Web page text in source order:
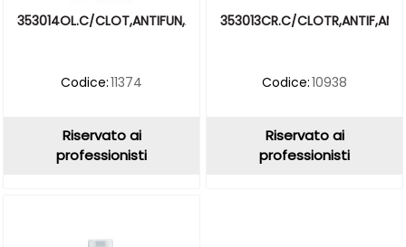
353014OL.C/CLOT,ANTIFUN,ANTIBAT500ML
Codice:11374
Riservato ai
professionisti
353013CR.C/
Codice:10938
Riservato ai
professionisti